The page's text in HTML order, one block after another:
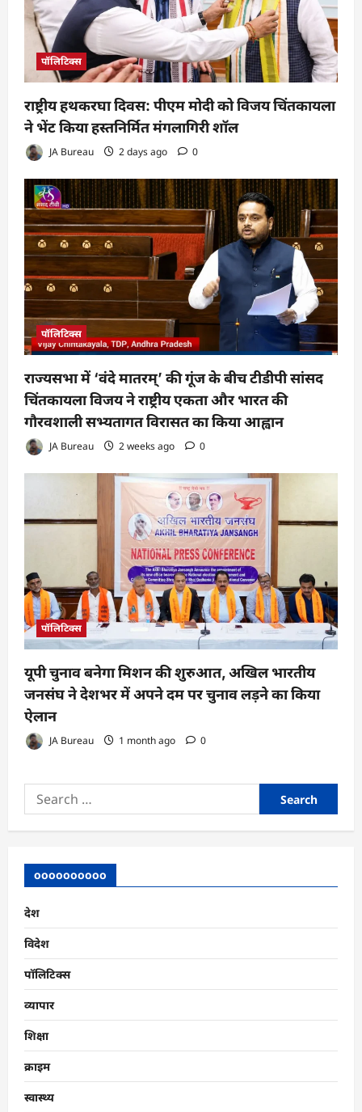
पॉलिटिक्स
राष्ट्रीय हथकरघा दिवस: पीएम मोदी को विजय चिंतकायला
ने भेंट किया हस्तनिर्मित मंगलागिरी शॉल
JA Bureau 2 days ago 0
पॉलिटिक्स
राज्यसभा में ‘वंदे मातरम्’ की गूंज के बीच टीडीपी सांसद
चिंतकायला विजय ने राष्ट्रीय एकता और भारत की
गौरवशाली सभ्यतागत विरासत का किया आह्वान
JA Bureau 2 weeks ago 0
पॉलिटिक्स
यूपी चुनाव बनेगा मिशन की शुरुआत, अखिल भारतीय
जनसंघ ने देशभर में अपने दम पर चुनाव लड़ने का किया
ऐलान
JA Bureau 1 month ago 0
Search
for:
oooooooooo
देश
विदेश
पॉलिटिक्स
व्यापार
शिक्षा
क्राइम
स्वास्थ्य